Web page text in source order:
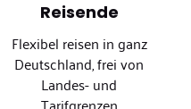
Reisende
Flexibel reisen in ganz
Deutschland, frei von
Landes- und